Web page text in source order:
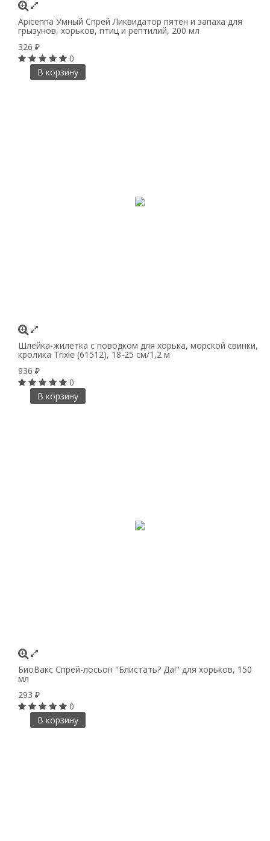
Apicenna Умный Спрей Ликвидатор пятен и запаха для
грызунов, хорьков, птиц и рептилий, 200 мл
326 ₽
0
В корзину
Шлейка-жилетка с поводком для хорька, морской свинки,
кролика Trixie (61512), 18-25 см/1,2 м
936 ₽
0
В корзину
БиоВакс Спрей-лосьон "Блистать? Да!" для хорьков, 150
мл
293 ₽
0
В корзину